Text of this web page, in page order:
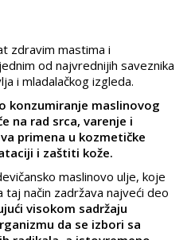
zdravim mastima i
od najvrednijih saveznika
i mladalačkog izgleda.
konzumiranje maslinovog
na rad srca, varenje i
primena u kozmetičke
i zaštiti kože.
maslinovo ulje, koje
taj način zadržava najveći deo
visokom sadržaju
da se izbori sa